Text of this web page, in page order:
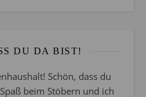
DU DA BIST!
Schön, dass du
beim Stöbern und ich